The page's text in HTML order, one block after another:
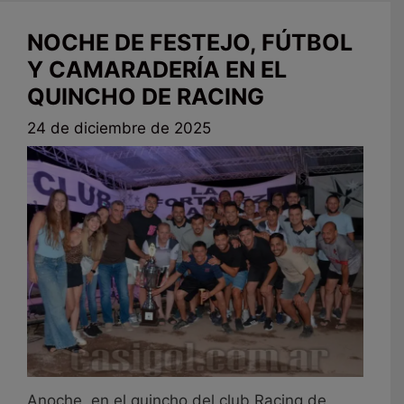
NOCHE DE FESTEJO, FÚTBOL
Y CAMARADERÍA EN EL
QUINCHO DE RACING
24 de diciembre de 2025
Anoche, en el quincho del club Racing de